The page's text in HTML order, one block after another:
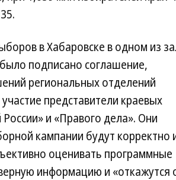
в Хабаровске в одном из
подписано соглашение,
региональных отделений
представители краевых
и «Правого дела». Они
кампании будут корректно
оценивать программные
информацию и «откажутся